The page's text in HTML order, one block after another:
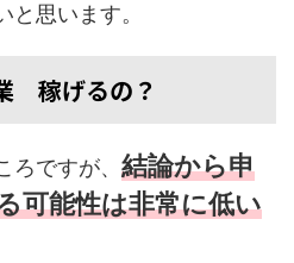
と思います。
稼げるの？
ろですが、 結論から申
可能性は非常に低い